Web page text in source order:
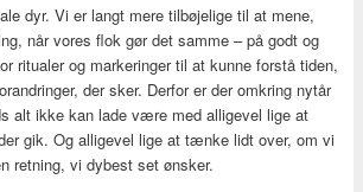
dyr. Vi er langt mere tilbøjelige til at mene,
når vores flok gør det samme – på godt og
ritualer og markeringer til at kunne forstå tiden,
der sker. Derfor er der omkring nytår
alt ikke kan lade være med alligevel lige at
gik. Og alligevel lige at tænke lidt over, om vi
retning, vi dybest set ønsker.